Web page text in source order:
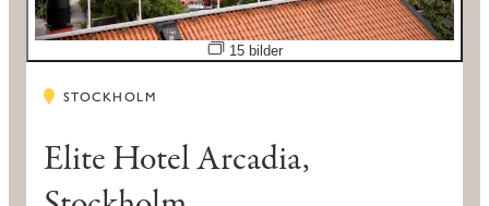
Öppna bildspel
15 bilder
STOCKHOLM
Elite Hotel Arcadia,